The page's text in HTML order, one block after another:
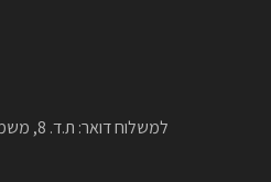
Address: למשלוח דואר: ת.ד. 8, משמר השבעה, 5029700